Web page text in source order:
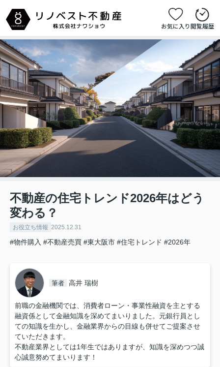
お気に入り閲覧履歴
不動産の住宅トレンド2026年はどう
変わる？
お役立ち情報 2025.12.31
#物件購入 #不動産売買 #東大阪市 #住宅トレンド #2026年
筆者 高井 瑞樹
前職の金融機関では、消費者ローン・事業性融資を主とする
融資係として金融知識を深めてまいりました。元銀行員とし
ての知識を生かし、金融業界からの目線も併せてご提案させ
ていただきます。
不動産業界としては1年生ではありますが、知識を深めつつ誠
心誠意努めてまいります！